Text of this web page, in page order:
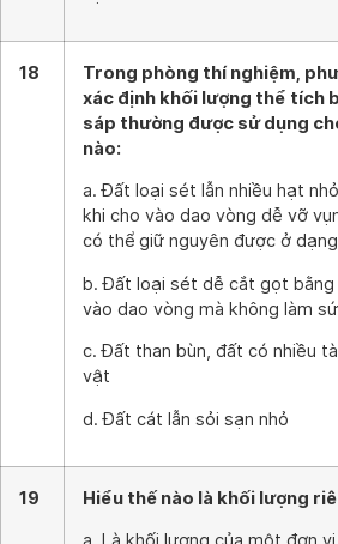
18
Trong phòng thí nghiệm,
xác định khối lượng thể tích
sáp thường được sử dụng
nào:
a. Đất loại sét lẫn nhiều hạt
khi cho vào dao vòng dễ vỡ
có thể giữ nguyên được ở
b. Đất loại sét dễ cắt gọt bằng
vào dao vòng mà không làm
c. Đất than bùn, đất có nhiều
vật
d. Đất cát lẫn sỏi sạn nhỏ
19 Hiểu thế nào là khối lượng